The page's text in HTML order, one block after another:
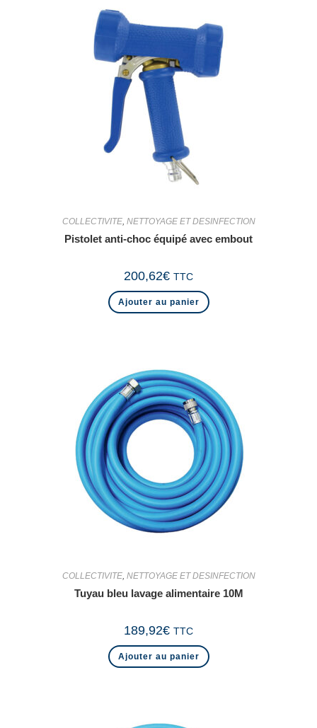
COLLECTIVITE, NETTOYAGE ET DESINFECTION
Pistolet anti-choc équipé avec embout
200,62€ TTC
Ajouter au panier
COLLECTIVITE, NETTOYAGE ET DESINFECTION
Tuyau bleu lavage alimentaire 10M
189,92€ TTC
Ajouter au panier